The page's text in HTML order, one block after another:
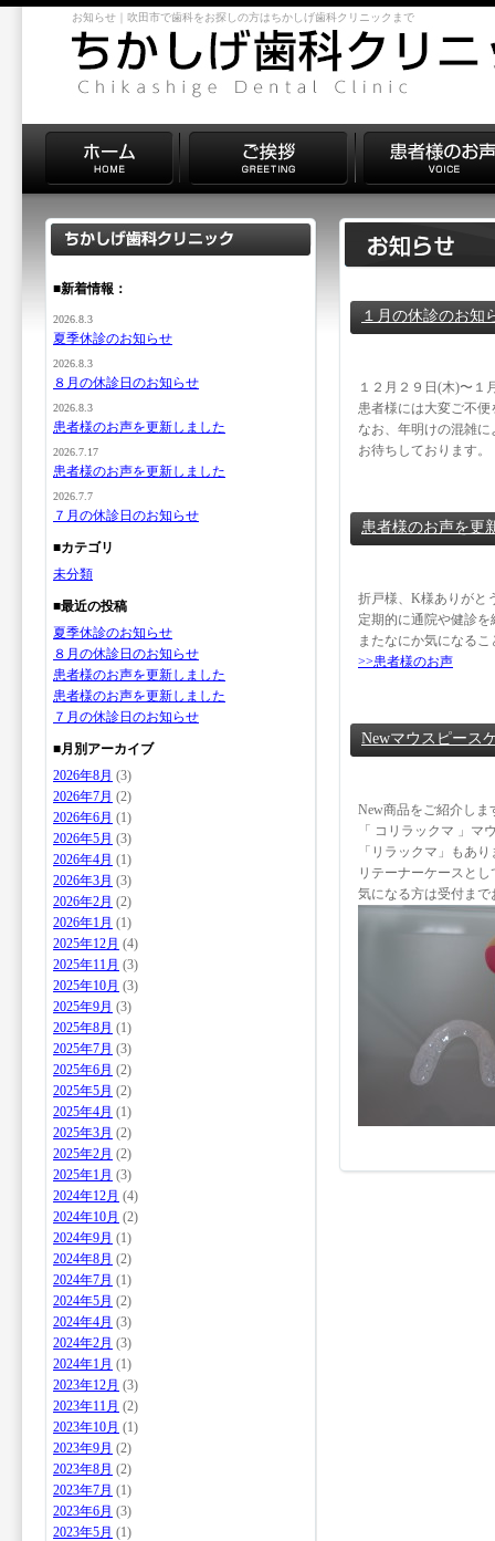
お知らせ｜吹田市で歯科をお探しの方はちかしげ歯科クリニックまで
１月の休診のお知
１２月２９日(木)〜１
患者様には大変ご不
なお、年明けの混雑
お待ちしております。
患者様のお声を更
折戸様、K様ありがと
定期的に通院や健診
またなにか気になる
>>患者様のお声
Newマウスピース
New商品をご紹介しま
「 コリラックマ 」マ
「リラックマ」もあ
リテーナーケースと
気になる方は受付ま
■新着情報：
2026.8.3
夏季休診のお知らせ
2026.8.3
８月の休診日のお知らせ
2026.8.3
患者様のお声を更新しました
2026.7.17
患者様のお声を更新しました
2026.7.7
７月の休診日のお知らせ
■カテゴリ
未分類
■最近の投稿
夏季休診のお知らせ
８月の休診日のお知らせ
患者様のお声を更新しました
患者様のお声を更新しました
７月の休診日のお知らせ
■月別アーカイブ
2026年8月 (3)
2026年7月 (2)
2026年6月 (1)
2026年5月 (3)
2026年4月 (1)
2026年3月 (3)
2026年2月 (2)
2026年1月 (1)
2025年12月 (4)
2025年11月 (3)
2025年10月 (3)
2025年9月 (3)
2025年8月 (1)
2025年7月 (3)
2025年6月 (2)
2025年5月 (2)
2025年4月 (1)
2025年3月 (2)
2025年2月 (2)
2025年1月 (3)
2024年12月 (4)
2024年10月 (2)
2024年9月 (1)
2024年8月 (2)
2024年7月 (1)
2024年5月 (2)
2024年4月 (3)
2024年2月 (3)
2024年1月 (1)
2023年12月 (3)
2023年11月 (2)
2023年10月 (1)
2023年9月 (2)
2023年8月 (2)
2023年7月 (1)
2023年6月 (3)
2023年5月 (1)